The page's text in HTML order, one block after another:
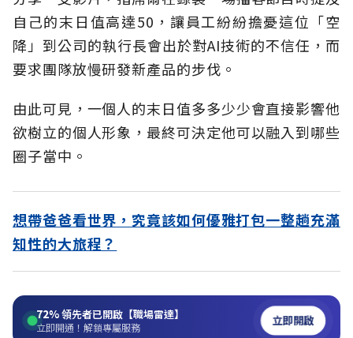
自己的末日值高達50，讓員工紛紛擔憂這位「空
降」到公司的執行長會出於對AI技術的不信任，而
要求團隊放慢研發新產品的步伐。
由此可見，一個人的末日值多多少少會直接影響他
欲樹立的個人形象，最終可決定他可以融入到哪些
圈子當中。
想帶爸爸看世界，究竟該如何優雅打包一整趟充滿
知性的大旅程？
72%領先者已開啟【職場雷達】
立即開通！解鎖專屬服務 立即開啟